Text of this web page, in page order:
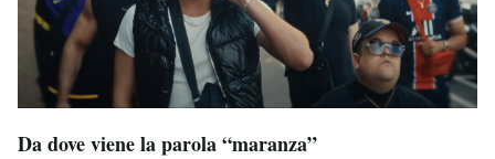
Da dove viene la parola “maranza”